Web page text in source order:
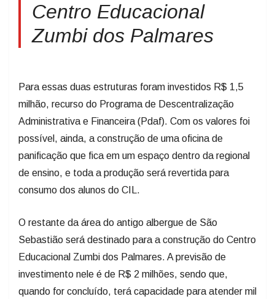
Centro Educacional
Zumbi dos Palmares
Para essas duas estruturas foram investidos R$ 1,5
milhão, recurso do Programa de Descentralização
Administrativa e Financeira (Pdaf). Com os valores foi
possível, ainda, a construção de uma oficina de
panificação que fica em um espaço dentro da regional
de ensino, e toda a produção será revertida para
consumo dos alunos do CIL.
O restante da área do antigo albergue de São
Sebastião será destinado para a construção do Centro
Educacional Zumbi dos Palmares. A previsão de
investimento nele é de R$ 2 milhões, sendo que,
quando for concluído, terá capacidade para atender mil